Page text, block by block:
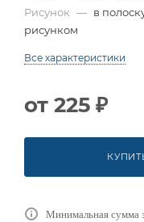
Рисунок — в
рисунком
Все характеристики
от 225 ₽
Минимальная сумма